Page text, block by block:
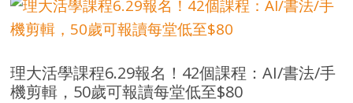
理大活學課程6.29報名！42個課程：AI/書法/手
機剪輯，50歲可報讀每堂低至$80